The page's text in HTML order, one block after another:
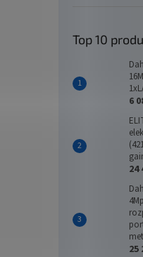
Top 10
6
24
25